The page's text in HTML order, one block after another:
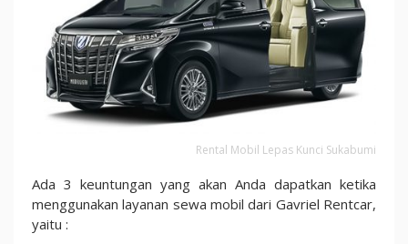
Rental Mobil Lepas Kunci Sukabumi
Ada 3 keuntungan yang akan Anda dapatkan ketika
menggunakan layanan sewa mobil dari Gavriel Rentcar,
yaitu :